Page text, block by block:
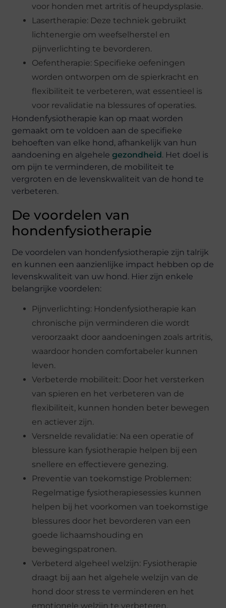
voor honden met artritis of heupdysplasie.
Lasertherapie: Deze techniek gebruikt
lichtenergie om weefselherstel en
pijnverlichting te bevorderen.
Oefentherapie: Specifieke oefeningen
worden ontworpen om de spierkracht en
flexibiliteit te verbeteren, wat essentieel is
voor revalidatie na blessures of operaties.
Hondenfysiotherapie kan op maat worden
gemaakt om te voldoen aan de specifieke
behoeften van elke hond, afhankelijk van hun
aandoening en algehelegezondheid. Het doel is
om pijn te verminderen, de mobiliteit te
vergroten en de levenskwaliteit van de hond te
verbeteren.
De voordelen van
hondenfysiotherapie
De voordelen van hondenfysiotherapie zijn talrijk
en kunnen een aanzienlijke impact hebben op de
levenskwaliteit van uw hond. Hier zijn enkele
belangrijke voordelen:
Pijnverlichting: Hondenfysiotherapie kan
chronische pijn verminderen die wordt
veroorzaakt door aandoeningen zoals artritis,
waardoor honden comfortabeler kunnen
leven.
Verbeterde mobiliteit: Door het versterken
van spieren en het verbeteren van de
flexibiliteit, kunnen honden beter bewegen
en actiever zijn.
Versnelde revalidatie: Na een operatie of
blessure kan fysiotherapie helpen bij een
snellere en effectievere genezing.
Preventie van toekomstige Problemen:
Regelmatige fysiotherapiesessies kunnen
helpen bij het voorkomen van toekomstige
blessures door het bevorderen van een
goede lichaamshouding en
bewegingspatronen.
Verbeterd algeheel welzijn: Fysiotherapie
draagt bij aan het algehele welzijn van de
hond door stress te verminderen en het
emotionele welzijn te verbeteren.